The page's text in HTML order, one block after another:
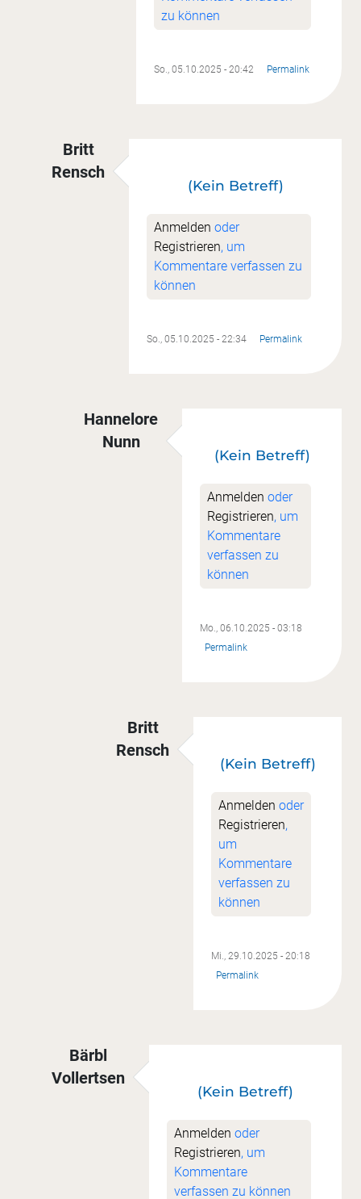
zu können
So., 05.10.2025 - 20:42 Permalink
Britt
Rensch
vonHannelore Nunn
(Kein Betreff)
Anmelden oder
Registrieren, um
Kommentare verfassen zu
können
So., 05.10.2025 - 22:34 Permalink
Hannelore
Nunn
(Kein Betreff) vonBritt
(Kein Betreff)
Anmelden oder
Registrieren, um
Kommentare
verfassen zu
können
Mo., 06.10.2025 - 03:18
Permalink
Britt
Rensch
(Kein Betreff)von
(Kein Betreff)
Anmelden oder
Registrieren,
um
Kommentare
verfassen zu
können
Mi., 29.10.2025 - 20:18
Permalink
Bärbl
Vollertsen
vonHannelore Nunn
(Kein Betreff)
Anmelden oder
Registrieren, um
Kommentare
verfassen zu können